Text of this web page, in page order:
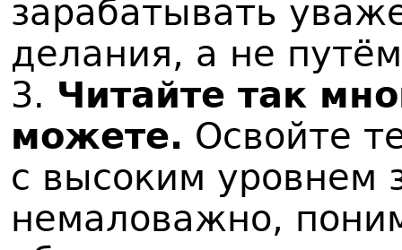
зарабатывать
делания, а не
3. Читайте так
можете. Освойте
с высоким уровнем
немаловажно,